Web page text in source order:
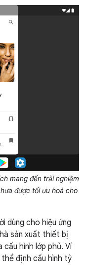
mang đến trải nghiệm
được tối ưu hoá cho
dùng cho hiệu ứng
sản xuất thiết bị
hình lớp phủ. Ví
định cấu hình tỷ